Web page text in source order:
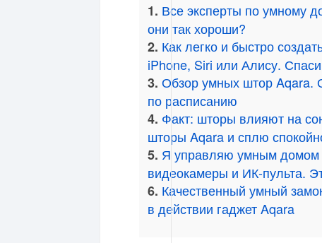
1. Все эксперты по умному
они так хороши?
2. Как легко и быстро
iPhone, Siri или Алису.
3. Обзор умных штор Aqara.
по расписанию
4. Факт: шторы влияют на
шторы Aqara и сплю
5. Я управляю умным домом
видеокамеры и ИК-пульта.
6. Качественный умный
в действии гаджет Aqara